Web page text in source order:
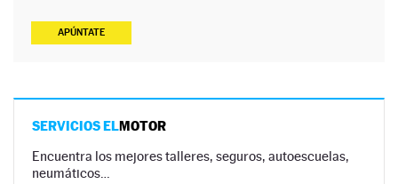
APÚNTATE
SERVICIOS ELMOTOR
Encuentra los mejores talleres, seguros, autoescuelas,
neumáticos…